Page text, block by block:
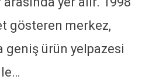
gösteren merkez,
geniş ürün yelpazesi
…